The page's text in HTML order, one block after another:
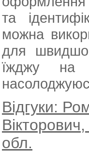
та
можна
для
їжджу на
Відгуки:
обл.